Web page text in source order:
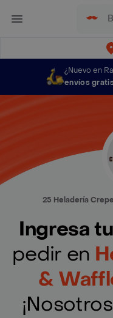
¿Nuevo en
envíos
25 Heladería
Ingresa
pedir en
&